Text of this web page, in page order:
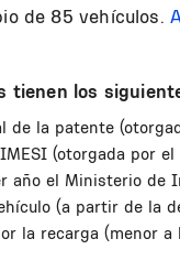
de 85 vehículos.
tienen los
de la patente
(otorgada por el
año el Ministerio de
(a partir de la
la recarga (menor